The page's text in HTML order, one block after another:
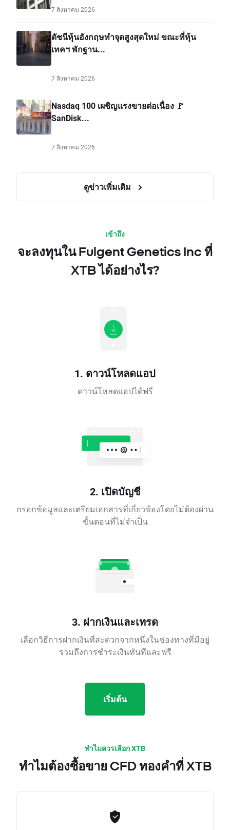
7 สิงหาคม 2026
ดัชนีหุ้นอังกฤษทำจุดสูงสุดใหม่ ขณะที่หุ้น
เทคฯ พักฐาน...
7 สิงหาคม 2026
Nasdaq 100 เผชิญแรงขายต่อเนื่อง 🚩
SanDisk...
7 สิงหาคม 2026
ดูข่าวเพิ่มเติม
เข้าถึง
จะลงทุนใน Fulgent Genetics Inc ที่
XTB ได้อย่างไร?
1. ดาวน์โหลดแอป
ดาวน์โหลดแอปได้ฟรี
2. เปิดบัญชี
กรอกข้อมูลและเตรียมเอกสารที่เกี่ยวข้องโดยไม่ต้องผ่าน
ขั้นตอนที่ไม่จำเป็น
3. ฝากเงินและเทรด
เลือกวิธีการฝากเงินที่สะดวกจากหนึ่งในช่องทางที่มีอยู่
รวมถึงการชำระเงินทันทีและฟรี
เริ่มต้น
ทำไมควรเลือก XTB
ทำไมต้องซื้อขาย CFD ทองคำที่ XTB